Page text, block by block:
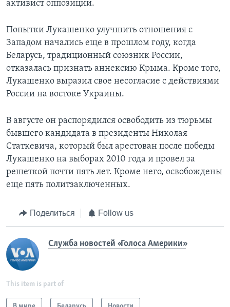
активист оппозиции.
Попытки Лукашенко улучшить отношения с
Западом начались еще в прошлом году, когда
Беларусь, традиционный союзник России,
отказалась признать аннексию Крыма. Кроме того,
Лукашенко выразил свое несогласие с действиями
России на востоке Украины.
В августе он распорядился освободить из тюрьмы
бывшего кандидата в президенты Николая
Статкевича, который был арестован после победы
Лукашенко на выборах 2010 года и провел за
решеткой почти пять лет. Кроме него, освобождены
еще пять политзаключенных.
Поделиться Follow us
Служба новостей «Голоса Америки»
This item is part of